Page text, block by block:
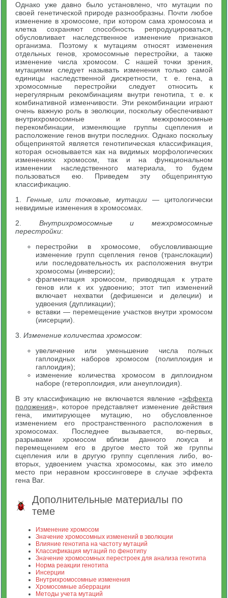
Однако уже давно было установлено, что мутации по
своей генетической природе разнообразны. Почти любое
изменение в хромосоме, при котором сама хромосома и
клетка сохраняют способность репродуцироваться,
обусловливает наследственное изменение признаков
организма. Поэтому к мутациям относят изменения
отдельных генов, хромосомные перестройки, а также
изменение числа хромосом. С нашей точки зрения,
мутациями следует называть изменения только самой
единицы наследственной дискретности, т. е. гена, а
хромосомные перестройки следует относить к
нерегулярным рекомбинациям внутри генотипа, т. е. к
комбинативной изменчивости. Эти рекомбинации играют
очень важную роль в эволюции, поскольку обеспечивают
внутрихромосомные и межхромосомные
перекомбинации, изменяющие группы сцепления и
расположение генов внутри последних. Однако поскольку
общепринятой является генотипическая классификация,
которая основывается как на видимых морфологических
изменениях хромосом, так и на функциональном
изменении наследственного материала, то будем
пользоваться ею. Приведем эту общепринятую
классификацию.
1.Генные, или точковые, мутации — цитологически
невидимые изменения в хромосомах.
2. Внутрихромосомные и межхромосомные
перестройки:
перестройки в хромосоме, обусловливающие
изменение групп сцепления генов (транслокации)
или последовательность их расположения внутри
хромосомы (инверсии);
фрагментация хромосом, приводящая к утрате
генов или к их удвоению; этот тип изменений
включает нехватки (дефишенси и делеции) и
удвоения (дупликации);
вставки — перемещение участков внутри хромосом
(иисерции).
3.Изменение количества хромосом:
увеличение или уменьшение числа полных
гаплоидных наборов хромосом (полиплоидия и
гаплоидия);
изменение количества хромосом в диплоидном
наборе (гетероплоидия, или анеуплоидия).
В эту классификацию не включается явление «эффекта
положения», которое представляет изменение действия
гена, имитирующее мутацию, но обусловленное
изменением его пространственного расположения в
хромосомах. Последнее вызывается, во-первых,
разрывами хромосом вблизи данного локуса и
перемещением его в другое место той же группы
сцепления или в другую группу сцепления либо, во-
вторых, удвоением участка хромосомы, как это имело
место при неравном кроссинговере в случае эффекта
гена Bar.
Дополнительные материалы по
теме
Изменение хромосом
Значение хромосомных изменений в эволюции
Влияние генотипа на частоту мутаций
Классификация мутаций по фенотипу
Значение хромосомных перестроек для анализа генотипа
Норма реакции генотипа
Инсерции
Внутрихромосомные изменения
Хромосомные аберрации
Методы учета мутаций